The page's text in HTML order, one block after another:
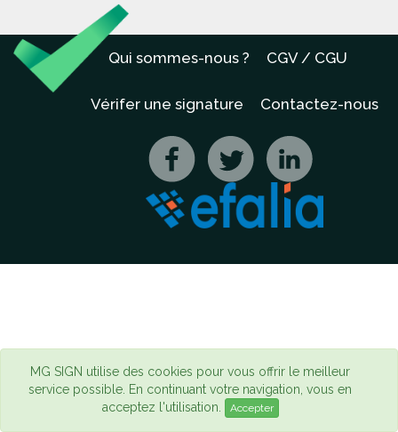
Qui sommes-nous ? CGV / CGU
Vérifer une signature Contactez-nous
MG SIGN utilise des cookies pour vous offrir le meilleur
service possible. En continuant votre navigation, vous en
acceptez l'utilisation.
Accepter